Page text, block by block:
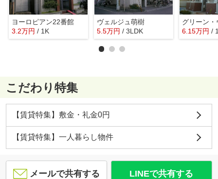
ヨーロピアン22番館
3.2万円 / 1K
ヴェルジュ萌樹
5.5万円 / 3LDK
グリーン
6.15万円 /
こだわり特集
【賃貸特集】敷金・礼金0円
【賃貸特集】一人暮らし物件
メールで共有する LINEで共有する